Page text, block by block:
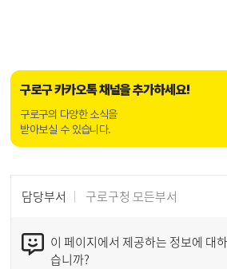
구로구 카카오톡 채널을 추가하세요!
구로구의 다양한 소식을
받아보실 수 있습니다.
담당부서 구로구청 모든부서
이 페이지에서 제공하는 정보에 대
습니까?